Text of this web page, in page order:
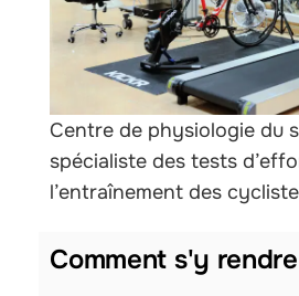
Centre de physiologie du
spécialiste des tests
l’entraînement des
Comment s'y rendre